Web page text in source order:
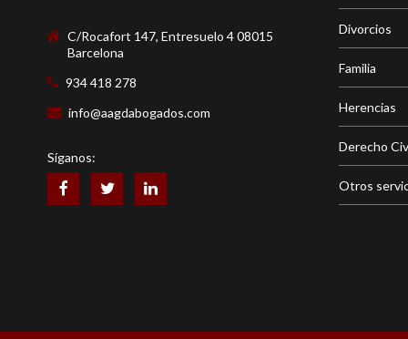
C/Rocafort 147, Entresuelo 4 08015
Barcelona
934 418 278
info@aagdabogados.com
Síganos:
Divorcios
Familia
Herencias
Derecho
Otros